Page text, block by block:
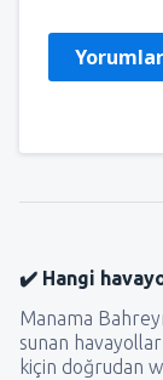
✔️ Hangi
Manama
sunan
kiçin doğrudan